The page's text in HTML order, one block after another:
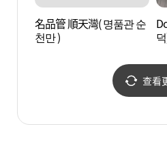
名品管 順天灣( 명품관 순
천만 )
查看